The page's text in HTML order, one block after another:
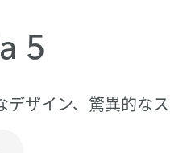
5
デザイン、驚異的な